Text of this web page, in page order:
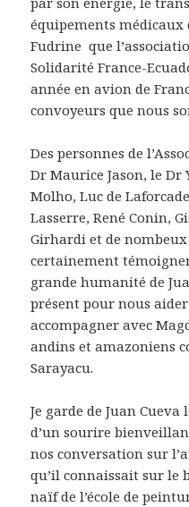
équipements médicaux
Fudrine que
Solidarité France-
année en avion de
convoyeurs que nous
Des personnes de
Dr Maurice Jason, le Dr
Molho, Luc de
Lasserre, René Conin,
Girhardi et de
certainement
grande humanité de
présent pour nous
accompagner avec
andins et amazoniens
Sarayacu.
Je garde de Juan
d’un sourire
nos conversation sur
qu’il connaissait sur le
naïf de l’école de